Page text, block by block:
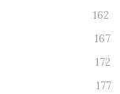
162
167
172
177